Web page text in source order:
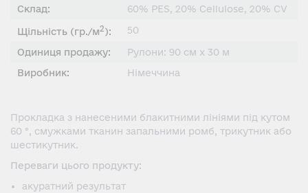
Склад: 60% PES, 20% Cellulose, 20% CV
Щiльнiсть (гр./м2):
50
Одиниця продажу:
Рулони: 90 см x 30 м
Виробник:
Німеччина
Прокладка з нанесеними блакитними лініями під кутом
60 °, смужками тканин запальними ромб, трикутник або
шестикутник.
Переваги цього продукту:
акуратний результат